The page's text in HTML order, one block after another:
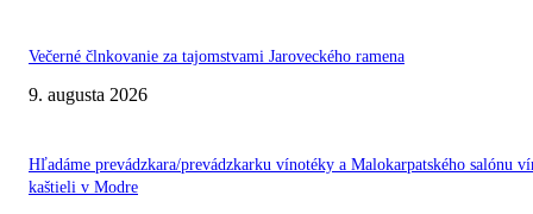
Večerné člnkovanie za tajomstvami Jaroveckého ramena
9. augusta 2026
Hľadáme prevádzkara/prevádzkarku vínotéky a Malokarpatského salónu
kaštieli v Modre